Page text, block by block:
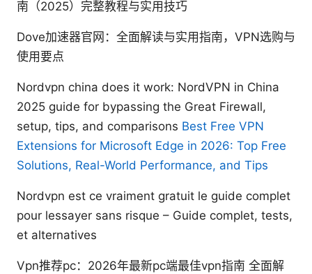
南（2025）完整教程与实用技巧
Dove加速器官网：全面解读与实用指南，VPN选购与
使用要点
Nordvpn china does it work: NordVPN in China
2025 guide for bypassing the Great Firewall,
setup, tips, and comparisons Best Free VPN
Extensions for Microsoft Edge in 2026: Top Free
Solutions, Real-World Performance, and Tips
Nordvpn est ce vraiment gratuit le guide complet
pour lessayer sans risque – Guide complet, tests,
et alternatives
Vpn推荐pc：2026年最新pc端最佳vpn指南 全面解